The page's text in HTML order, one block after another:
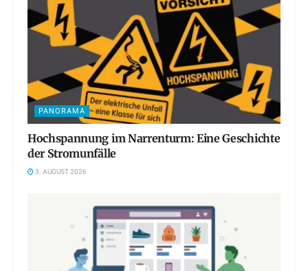
PANORAMA
Hochspannung im Narrenturm: Eine Geschichte
der Stromunfälle
3. AUGUST 2026